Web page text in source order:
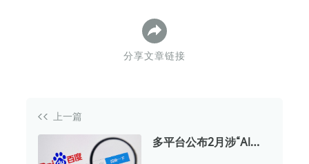
分享文章链接
上一篇
多平台公布2月涉“AI魔